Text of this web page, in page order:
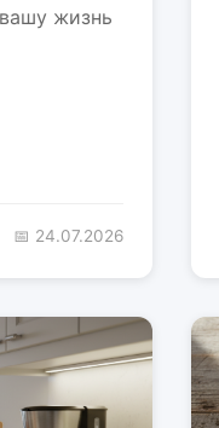
жизнь
📅 24.07.2026